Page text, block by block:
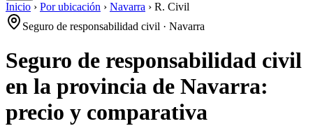
Inicio › Por ubicación › Navarra › R. Civil
Seguro de responsabilidad civil · Navarra
Seguro de responsabilidad civil
en la provincia de Navarra:
precio y comparativa